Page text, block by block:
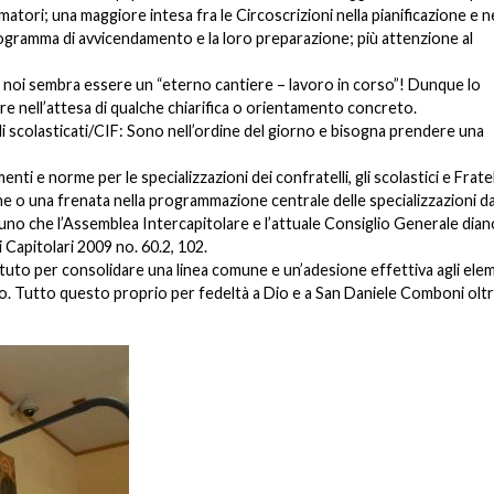
una maggiore intesa fra le Circoscrizioni nella pianificazione e
di avvicendamento e la loro preparazione; più attenzione al
sembra essere un “eterno cantiere – lavoro in corso”! Dunque lo
nell’attesa di qualche chiarifica o orientamento concreto.
CIF: Sono nell’ordine del giorno e bisogna prendere una
e norme per le specializzazioni dei confratelli, gli scolastici e
o una frenata nella programmazione centrale delle specializzazioni
che l’Assemblea Intercapitolare e l’attuale Consiglio Generale
2009 no. 60.2, 102.
per consolidare una linea comune e un’adesione effettiva agli
Tutto questo proprio per fedeltà a Dio e a San Daniele Comboni